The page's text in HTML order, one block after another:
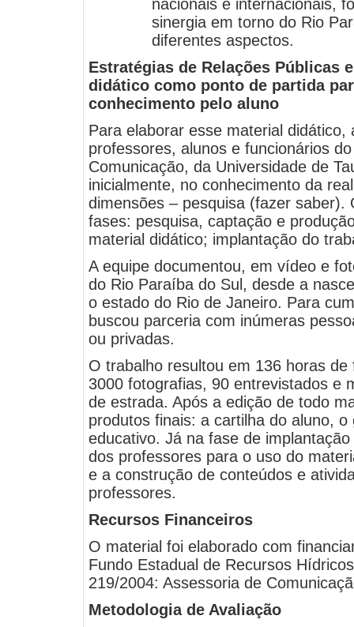
nacionais e internacionais,
sinergia em torno do Rio
diferentes aspectos.
Estratégias de Relações Públicas
didático como ponto de partida
conhecimento pelo aluno
Para elaborar esse material didático,
professores, alunos e funcionários
Comunicação, da Universidade de
inicialmente, no conhecimento da
dimensões – pesquisa (fazer saber).
fases: pesquisa, captação e
material didático; implantação do
A equipe documentou, em vídeo e
do Rio Paraíba do Sul, desde a
o estado do Rio de Janeiro. Para
buscou parceria com inúmeras
ou privadas.
O trabalho resultou em 136 horas
3000 fotografias, 90 entrevistados e
de estrada. Após a edição de todo
produtos finais: a cartilha do aluno,
educativo. Já na fase de
dos professores para o uso do
e a construção de conteúdos e
professores.
Recursos Financeiros
O material foi elaborado com
Fundo Estadual de Recursos
219/2004: Assessoria de
Metodologia de Avaliação